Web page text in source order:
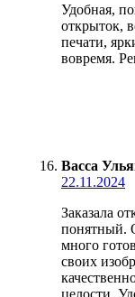
Удобная,
открыток,
печати,
вовремя.
Васса
22.11.2024
Заказала
понятный.
много
своих
целости.